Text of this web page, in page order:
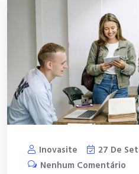
Inovasite
27 De
Nenhum Comentário